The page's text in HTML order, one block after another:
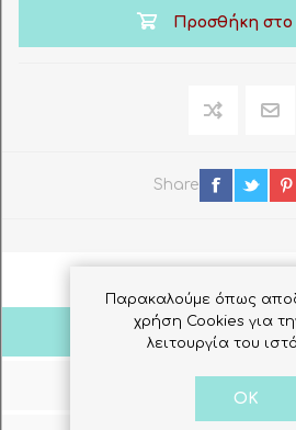
Προσθήκη στο
Share
Πληροφορίες
Παρακαλούμε όπως
χρήση Cookies για
λειτουργία του
OK